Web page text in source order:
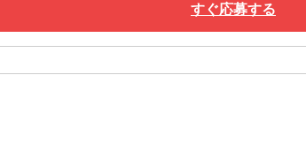
すぐ応募する